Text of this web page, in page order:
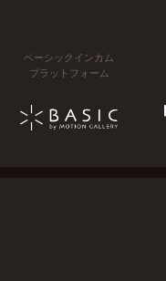
ベーシックインカム
プラットフォーム